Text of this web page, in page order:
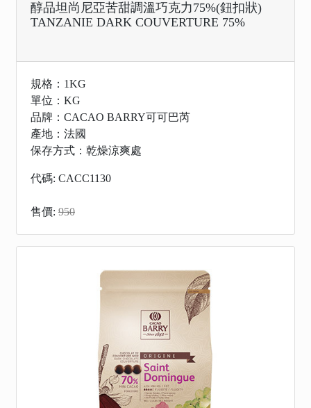
醇品坦尚尼亞苦甜調溫巧克力75%(鈕扣狀)
TANZANIE DARK COUVERTURE 75%
規格：1KG
單位：KG
品牌：CACAO BARRY可可巴芮
產地：法國
保存方式：乾燥涼爽處
代碼: CACC1130
售價: 950